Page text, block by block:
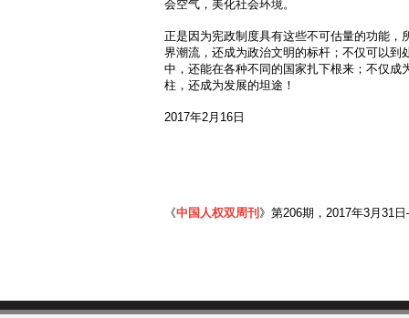
会空气，美化社会环境。
正是因为宪政制度具有这些不可估量的功能，
界潮流，还成为政治文明的标杆；不仅可以到
中，还能在各种不同的国家扎下根来；不仅成
柱，还成为发展的坦途！
2017年2月16日
《中国人权双周刊 》第206期，2017年3月31